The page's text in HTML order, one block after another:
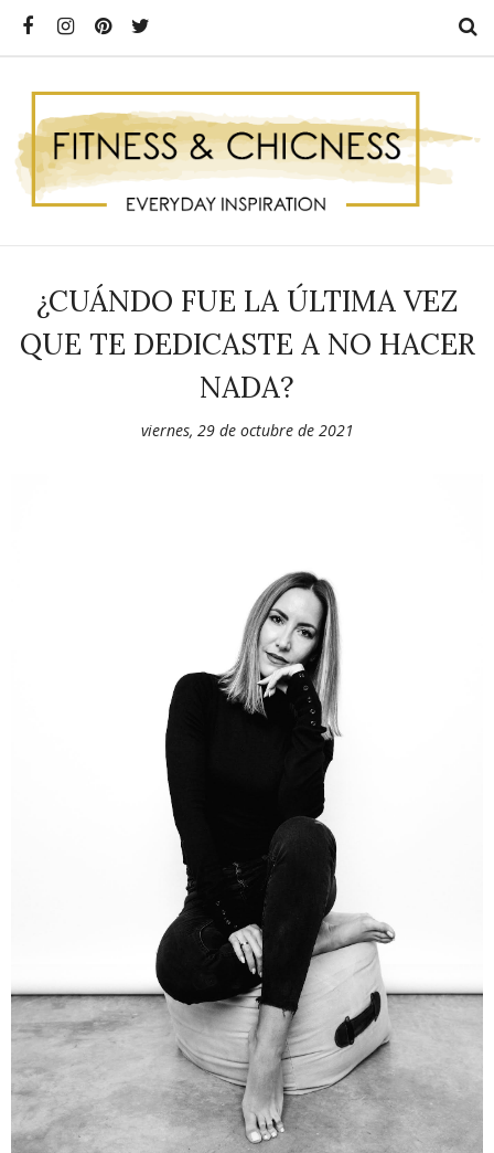
¿CUÁNDO FUE LA ÚLTIMA VEZ
QUE TE DEDICASTE A NO HACER
NADA?
viernes, 29 de octubre de 2021